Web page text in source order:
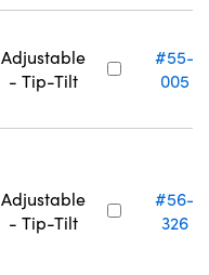
Adjustable
- Tip-Tilt
#55-
005
Adjustable
- Tip-Tilt
#56-
326